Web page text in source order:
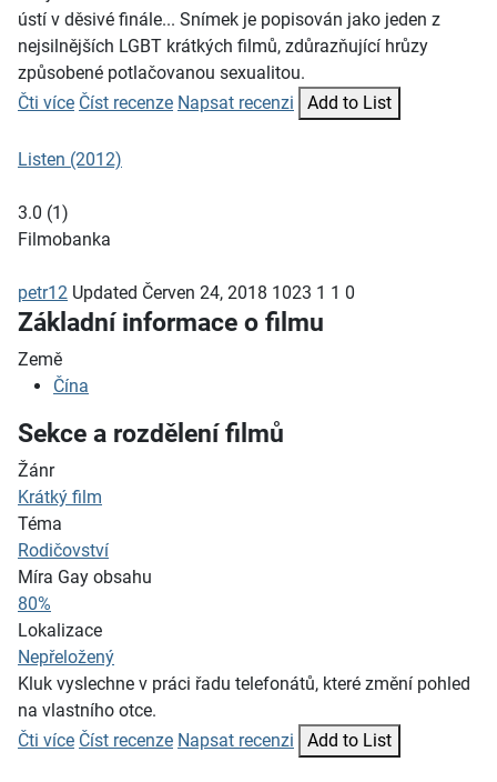
ústí v děsivé finále... Snímek je popisován jako jeden z
nejsilnějších LGBT krátkých filmů, zdůrazňující hrůzy
způsobené potlačovanou sexualitou.
Čti více Číst recenze Napsat recenzi Add to List
Listen (2012)
3.0 (1)
Filmobanka
petr12 Updated Červen 24, 2018 1023 1 1 0
Základní informace o filmu
Země
Čína
Sekce a rozdělení filmů
Žánr
Krátký film
Téma
Rodičovství
Míra Gay obsahu
80%
Lokalizace
Nepřeložený
Kluk vyslechne v práci řadu telefonátů, které změní pohled
na vlastního otce.
Čti více Číst recenze Napsat recenzi Add to List